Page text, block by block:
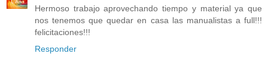
Hermoso trabajo aprovechando tiempo y material ya que
nos tenemos que quedar en casa las manualistas a full!!!
felicitaciones!!!
Responder